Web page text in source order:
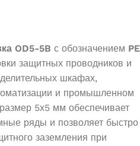
OD5-5B с обозначением PE
защитных проводников и
шкафах,
и промышленном
5х5 мм обеспечивает
ряды и позволяет быстро
заземления при